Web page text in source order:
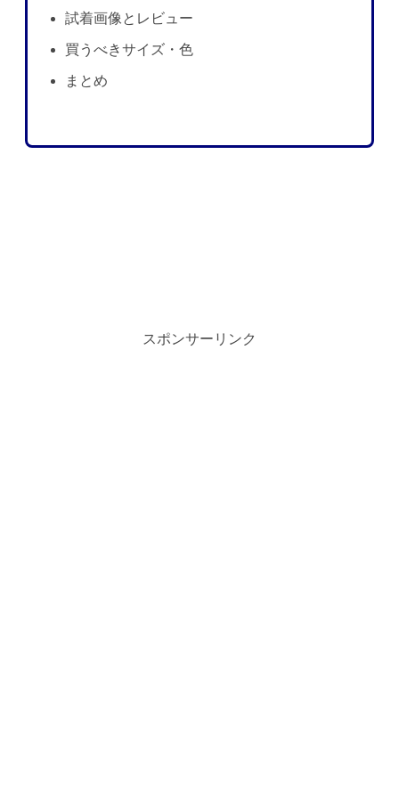
試着画像とレビュー
買うべきサイズ・色
まとめ
スポンサーリンク